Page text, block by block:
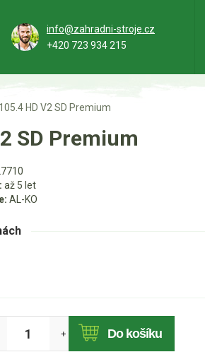
info@zahradni-stroje.cz
+420 723 934 215
HD V2 SD Premium
SD Premium
až 5 let
AL-KO
+ Do košíku